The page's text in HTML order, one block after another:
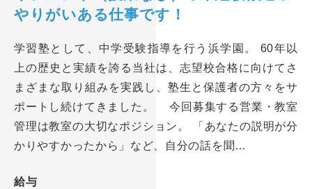
やりがいある仕事です！
学習塾として、中学受験指導を行う浜学園。 60年以
上の歴史と実績を誇る当社は、志望校合格に向けてさ
まざまな取り組みを実践し、塾生と保護者の方々をサ
ポートし続けてきました。 今回募集する営業・教室
管理は教室の大切なポジション。 「あなたの説明が分
かりやすかったから」など、自分の話を聞…
給与